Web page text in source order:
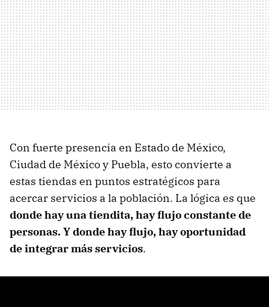
Con fuerte presencia en Estado de México,
Ciudad de México y Puebla, esto convierte a
estas tiendas en puntos estratégicos para
acercar servicios a la población. La lógica es que
donde hay una tiendita, hay flujo constante de
personas. Y donde hay flujo, hay oportunidad
de integrar más servicios.